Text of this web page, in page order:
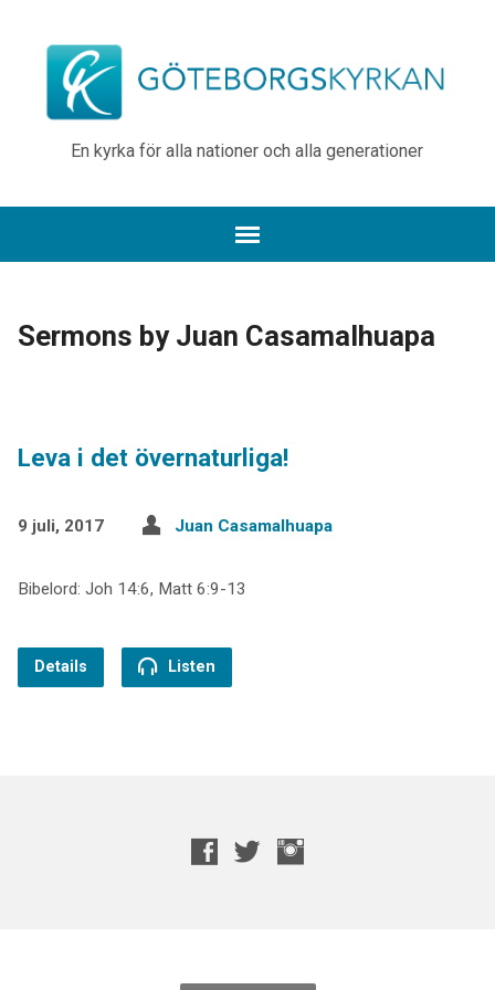
En kyrka för alla nationer och alla generationer
Sermons by Juan Casamalhuapa
Leva i det övernaturliga!
9 juli, 2017 Juan Casamalhuapa
Bibelord: Joh 14:6, Matt 6:9-13
Details Listen